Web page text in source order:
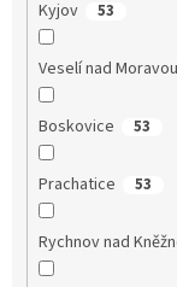
Kyjov 53
Veselí nad Moravou
Boskovice 53
Prachatice 53
Rychnov nad